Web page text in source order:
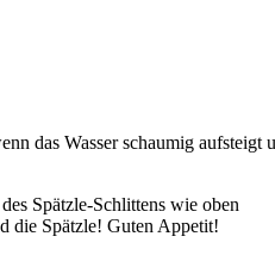
das Wasser schaumig aufsteigt
Spätzle-Schlittens wie oben
die Spätzle! Guten Appetit!